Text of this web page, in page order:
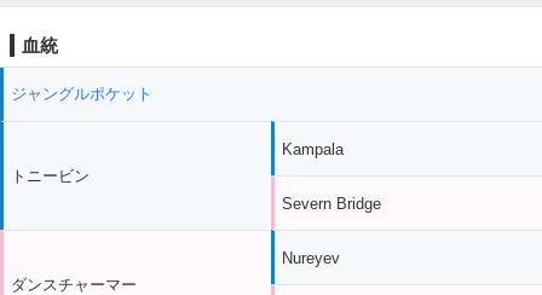
血統
ジャングルポケット
トニービン
ダンスチャーマー
Kampala
Severn Bridge
Nureyev